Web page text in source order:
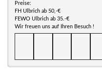
Preise:
FH Ulbrich ab 50,-€
FEWO Ulbrich ab 35.-€
Wir freuen uns auf Ihren Besuch !